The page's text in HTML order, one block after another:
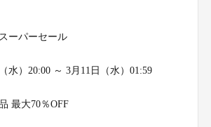
ーパーセール
水）20:00 ～ 3月11日（水）01:59
最大70％OFF